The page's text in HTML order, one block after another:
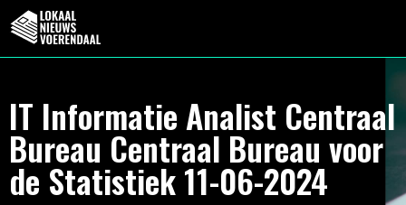
IT Informatie Analist Centraal
Bureau Centraal Bureau voor
de Statistiek 11-06-2024